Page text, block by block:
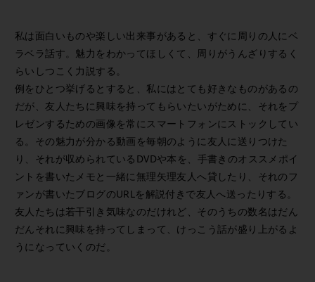
私は面白いものや楽しい出来事があると、すぐに周りの人にベ
ラベラ話す。魅力をわかってほしくて、周りがうんざりするく
らいしつこく力説する。
例をひとつ挙げるとすると、私にはとても好きなものがあるの
だが、友人たちに興味を持ってもらいたいがために、それをプ
レゼンするための画像を常にスマートフォンにストックしてい
る。その魅力が分かる動画を毎朝のように友人に送りつけた
り、それが収められているDVDや本を、手書きのオススメポイ
ントを書いたメモと一緒に無理矢理友人へ貸したり、それのフ
ァンが書いたブログのURLを解説付きで友人へ送ったりする。
友人たちは若干引き気味なのだけれど、そのうちの数名はだん
だんそれに興味を持ってしまって、けっこう話が盛り上がるよ
うになっていくのだ。